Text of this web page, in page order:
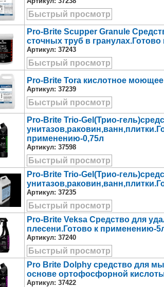
Быстрый просмотр
Pro-Brite Scupper Granule
сточных труб в
Артикул: 37243
Быстрый просмотр
Pro-Brite Tora кислотное
Артикул: 37239
Быстрый просмотр
Pro-Brite Trio-Gel(Трио-
применению-0,75л
Артикул: 37598
Быстрый просмотр
Pro-Brite Trio-Gel(Трио-
Артикул: 37235
Быстрый просмотр
Pro-Brite Veksa Средство для
плесени.Готово к применению-
Артикул: 37240
Быстрый просмотр
Pro Brite Dolphy средство для
основе ортофосфорной
Артикул: 37422